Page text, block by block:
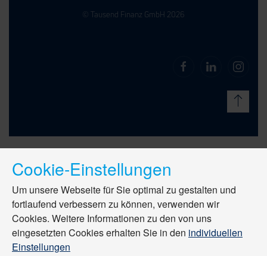
© Tausend Finanz GmbH 2026
Cookie-Einstellungen
Um unsere Webseite für Sie optimal zu gestalten und
fortlaufend verbessern zu können, verwenden wir
Cookies. Weitere Informationen zu den von uns
eingesetzten Cookies erhalten Sie in den individuellen
Einstellungen